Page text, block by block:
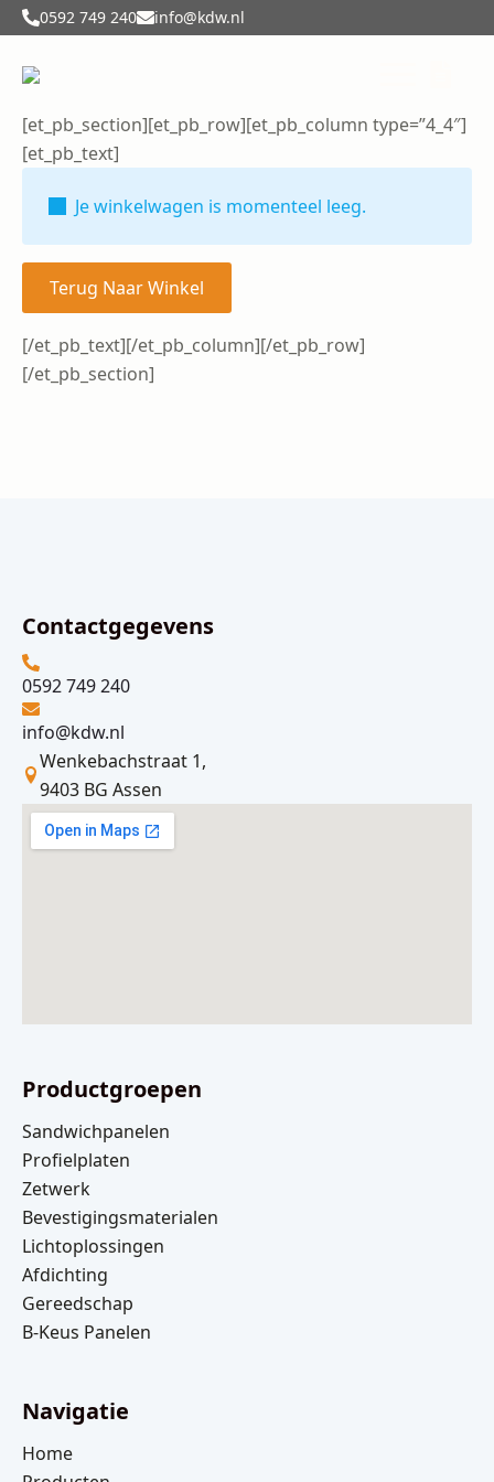
0592 749 240 info@kdw.nl
[et_pb_section][et_pb_row][et_pb_column type=”4_4″]
[et_pb_text]
Je winkelwagen is momenteel leeg.
Terug Naar Winkel
[/et_pb_text][/et_pb_column][/et_pb_row]
[/et_pb_section]
Contactgegevens
0592 749 240
info@kdw.nl
Wenkebachstraat 1,
9403 BG Assen
Productgroepen
Sandwichpanelen
Profielplaten
Zetwerk
Bevestigingsmaterialen
Lichtoplossingen
Afdichting
Gereedschap
B-Keus Panelen
Navigatie
Home